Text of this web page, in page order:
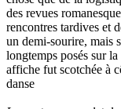
des revues
rencontres tardives et
un demi-sourire, mais
longtemps posés sur
affiche fut scotchée à
danse